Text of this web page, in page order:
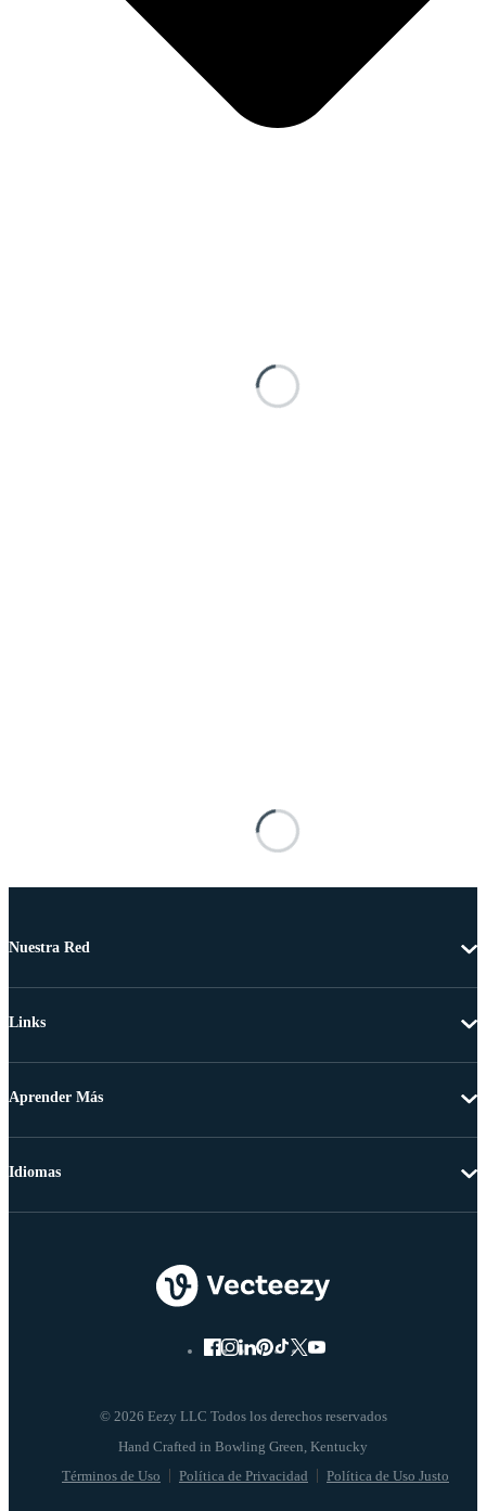
Nuestra Red
Links
Aprender Más
© 2026 Eezy LLC Todos los derechos reservados
Términos de Uso Política de Privacidad Política de Uso Justo
Idiomas